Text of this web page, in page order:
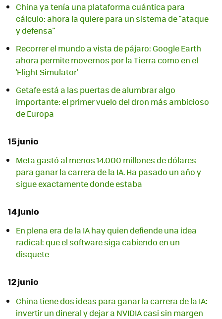
China ya tenía una plataforma cuántica para
cálculo: ahora la quiere para un sistema de "ataque
y defensa"
Recorrer el mundo a vista de pájaro: Google Earth
ahora permite movernos por la Tierra como en el
'Flight Simulator'
Getafe está a las puertas de alumbrar algo
importante: el primer vuelo del dron más ambicioso
de Europa
15 junio
Meta gastó al menos 14.000 millones de dólares
para ganar la carrera de la IA. Ha pasado un año y
sigue exactamente donde estaba
14 junio
En plena era de la IA hay quien defiende una idea
radical: que el software siga cabiendo en un
disquete
12 junio
China tiene dos ideas para ganar la carrera de la IA:
invertir un dineral y dejar a NVIDIA casi sin margen